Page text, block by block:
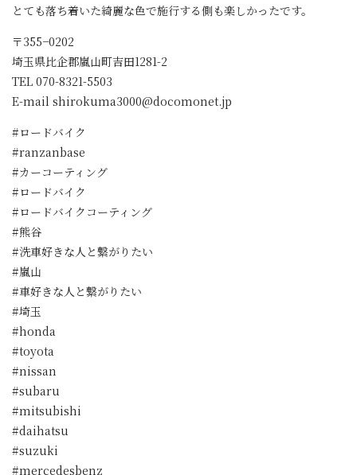
とても落ち着いた綺麗な色で施行する側も楽しかったです。
〒355−0202
埼玉県比企郡嵐山町吉田1281-2
TEL 070-8321-5503
E-mail shirokuma3000@docomonet.jp
#ロードバイク
#ranzanbase
#カーコーティング
#ロードバイク
#ロードバイクコーティング
#熊谷
#洗車好きな人と繋がりたい
#嵐山
#車好きな人と繋がりたい
#埼玉
#honda
#toyota
#nissan
#subaru
#mitsubishi
#daihatsu
#suzuki
#mercedesbenz